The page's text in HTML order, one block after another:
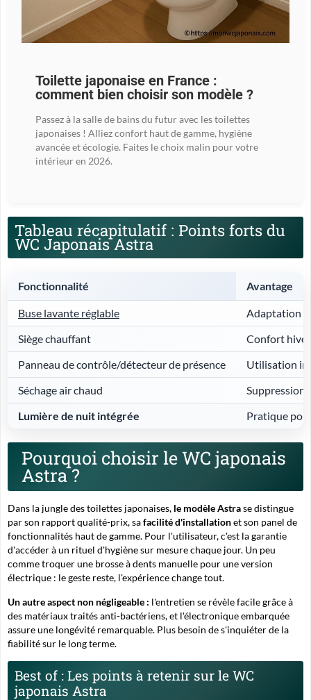
Toilette japonaise en France :
comment bien choisir son modèle ?
Passez à la salle de bains du futur avec les toilettes
japonaises ! Alliez confort haut de gamme, hygiène
avancée et écologie. Faites le choix malin pour votre
intérieur en 2026.
Tableau récapitulatif : Points forts du
WC Japonais Astra
Fonctionnalité Avantage
Buse lavante réglable
Adaptation
Siège chauffant
Confort
Panneau de contrôle/détecteur de présence
Utilisation
Séchage air chaud
Suppression
Lumière de nuit intégrée
Pratique
Pourquoi choisir le WC japonais
Astra ?
Dans la jungle des toilettes japonaises, le modèle Astrase distingue
par son rapport qualité-prix, safacilité d'installationet son panel de
fonctionnalités haut de gamme. Pour l'utilisateur, c'est la garantie
d'accéder à un rituel d'hygiène sur mesurechaque jour. Un peu
comme troquer une brosse à dents manuelle pour une version
électrique : le geste reste, l'expérience change tout.
Un autre aspect non négligeable : l'entretien se révèle facile grâce à
des matériaux traités anti-bactériens, et l'électronique embarquée
assure une longévité remarquable. Plus besoin de s'inquiéter de la
fiabilité sur le long terme.
Best of : Les points à retenir sur le WC
japonais Astra